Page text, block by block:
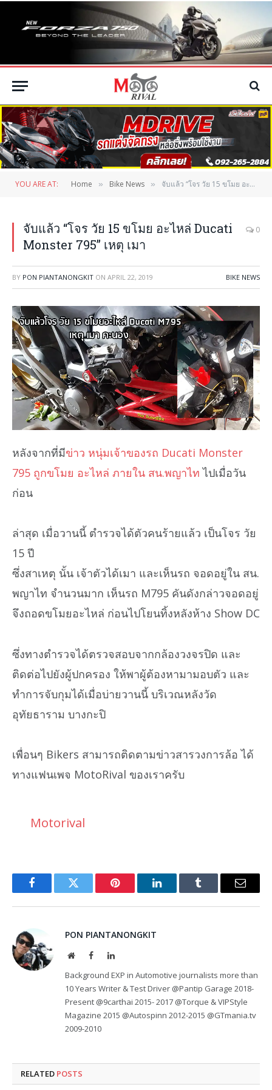
YOU ARE AT: Home » Bike News » จับแล้ว “โจร วัย 15 ขโมย อะไหล่ Ducati Monster 795” เหตุ เมา
จับแล้ว “โจร วัย 15 ขโมย อะไหล่ Ducati
Monster 795” เหตุ เมา
0
BY PON PIANTANONGKIT ON APRIL 22, 2019 BIKE NEWS
หลังจากที่มีข่าว หนุ่มเจ้าของรถ Ducati Monster
795 ถูกขโมย อะไหล่ ภายใน สน.พญาไท ไปเมื่อวัน
ก่อน
ล่าสุด เมื่อวานนี้ ตำรวจได้ตัวคนร้ายแล้ว เป็นโจร วัย
15 ปี
ซึ่งสาเหตุ นั้น เจ้าตัวได้เมา และเห็นรถ จอดอยู่ใน สน.
พญาไท จำนวนมาก เห็นรถ M795 คันดังกล่าวจอดอยู่
จึงถอดขโมยอะไหล่ ก่อนไปโยนทิ้งหลังห้าง Show DC
ซึ่งทางตำรวจได้ตรวจสอบจากกล้องวงจรปิด และ
ติดต่อไปยังผู้ปกครอง ให้พาผู้ต้องหามามอบตัว และ
ทำการจับกุมได้เมื่อบ่ายวานนี้ บริเวณหลังวัด
อุทัยธาราม บางกะปิ
เพื่อนๆ Bikers สามารถติดตามข่าวสารวงการล้อ ได้
ทางแฟนเพจ MotoRival ของเราครับ
Motorival
FacebookTwitter Pinterest LinkedInTumblr Email
PON PIANTANONGKIT
WebsiteFacebookLinkedIn
Background EXP in Automotive journalists more than
10 Years Writer & Test Driver @Pantip Garage 2018-
Present @9carthai 2015- 2017 @Torque & VIPStyle
Magazine 2015 @Autospinn 2012-2015 @GTmania.tv
2009-2010
RELATED POSTS